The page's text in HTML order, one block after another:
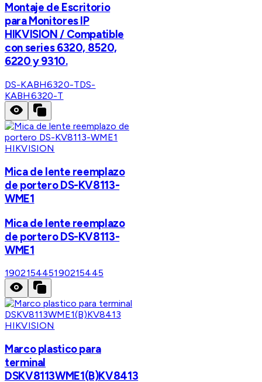
Montaje de Escritorio
para Monitores IP
HIKVISION / Compatible
con series 6320, 8520,
6220 y 9310.
DS-KABH6320-TDS-
KABH6320-T
HIKVISION
Mica de lente reemplazo
de portero DS-KV8113-
WME1
Mica de lente reemplazo
de portero DS-KV8113-
WME1
190215445190215445
HIKVISION
Marco plastico para
terminal
DSKV8113WME1(B)KV8413